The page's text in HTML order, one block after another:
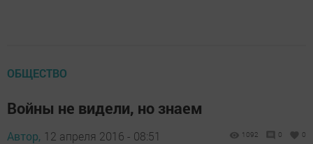
ОБЩЕСТВО
Войны не видели, но знаем
Автор, 12 апреля 2016 - 08:51 1092 0 0